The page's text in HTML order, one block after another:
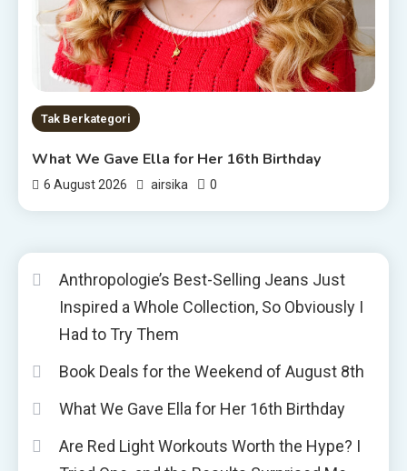
Tak Berkategori
What We Gave Ella for Her 16th Birthday
6 August 2026 airsika 0
Anthropologie’s Best-Selling Jeans Just
Inspired a Whole Collection, So Obviously I
Had to Try Them
Book Deals for the Weekend of August 8th
What We Gave Ella for Her 16th Birthday
Are Red Light Workouts Worth the Hype? I